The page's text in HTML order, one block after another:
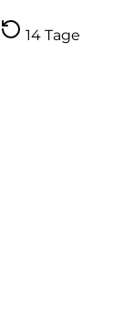
14 Tage